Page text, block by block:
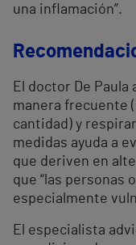
una inflamación”.
El doctor De Paula
manera frecuente
cantidad) y
medidas ayuda a
que deriven en
que “las personas
especialmente
El especialista